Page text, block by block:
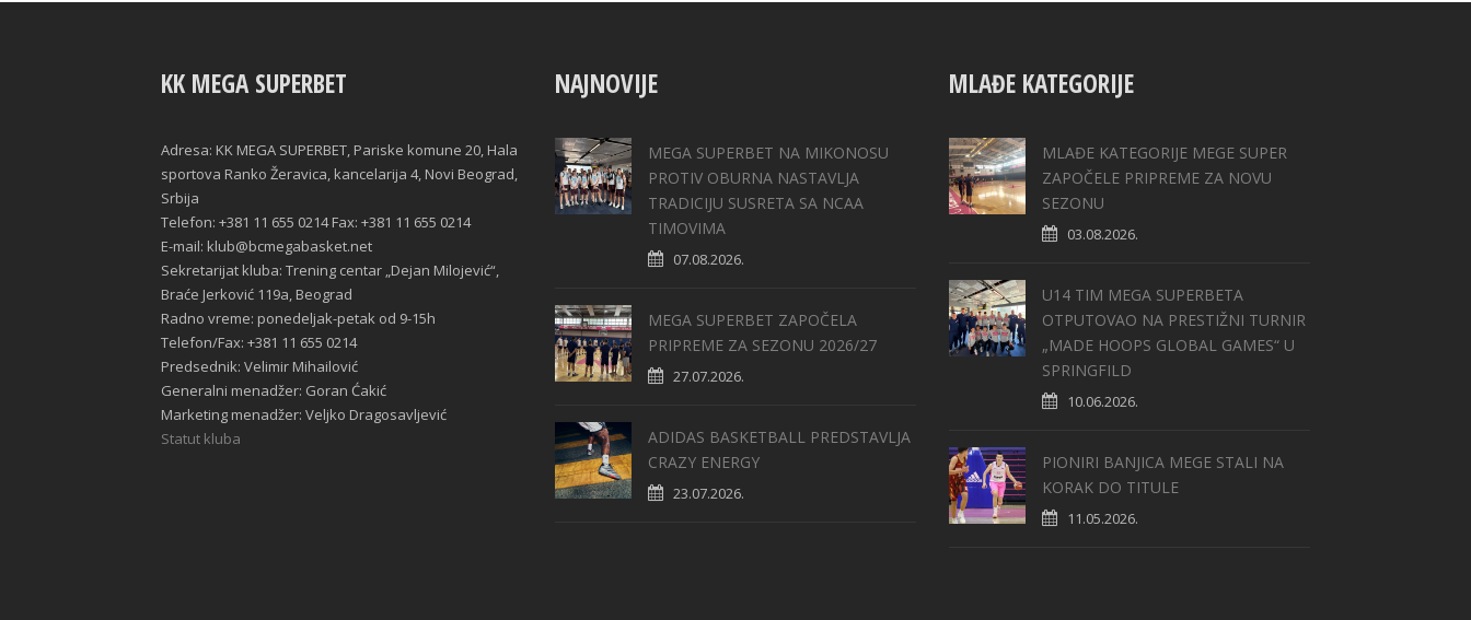
KK MEGA SUPERBET
Adresa: KK MEGA SUPERBET, Pariske komune 20, Hala
sportova Ranko Žeravica, kancelarija 4, Novi Beograd,
Srbija
Telefon: +381 11 655 0214 Fax: +381 11 655 0214
E-mail: klub@bcmegabasket.net
Sekretarijat kluba: Trening centar „Dejan Milojević“,
Braće Jerković 119a, Beograd
Radno vreme: ponedeljak-petak od 9-15h
Telefon/Fax: +381 11 655 0214
Predsednik: Velimir Mihailović
Generalni menadžer: Goran Ćakić
Marketing menadžer: Veljko Dragosavljević
Statut kluba
NAJNOVIJE
MEGA SUPERBET NA MIKONOSU
PROTIV OBURNA NASTAVLJA
TRADICIJU SUSRETA SA NCAA
TIMOVIMA
07.08.2026.
MEGA SUPERBET ZAPOČELA
PRIPREME ZA SEZONU 2026/27
27.07.2026.
ADIDAS BASKETBALL PREDSTAVLJA
CRAZY ENERGY
23.07.2026.
MLAĐE KATEGORIJE
MLAĐE KATEGORIJE MEGE SUPER
ZAPOČELE PRIPREME ZA NOVU
SEZONU
03.08.2026.
U14 TIM MEGA SUPERBETA
OTPUTOVAO NA PRESTIŽNI TURNIR
„MADE HOOPS GLOBAL GAMES“ U
SPRINGFILD
10.06.2026.
PIONIRI BANJICA MEGE STALI NA
KORAK DO TITULE
11.05.2026.